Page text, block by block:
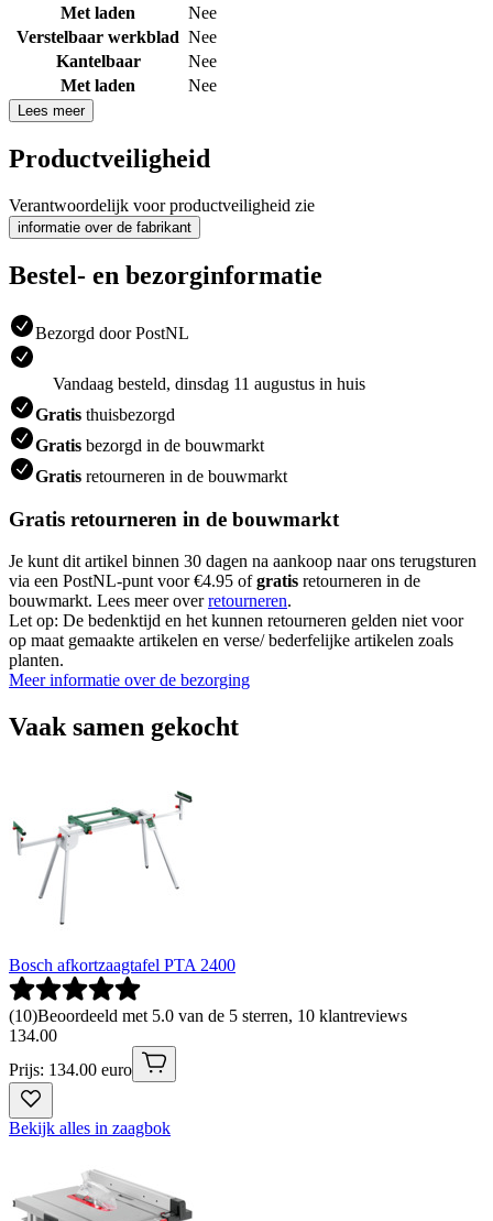
Met laden
Nee
Verstelbaar werkblad Nee
Kantelbaar
Nee
Met laden
Nee
Lees meer
Productveiligheid
Verantwoordelijk voor productveiligheid zie
informatie over de fabrikant
Bestel- en bezorginformatie
Bezorgd door PostNL
Vandaag besteld, dinsdag 11 augustus in huis
Gratis thuisbezorgd
Gratis bezorgd in de bouwmarkt
Gratis retourneren in de bouwmarkt
Gratis retourneren in de bouwmarkt
Je kunt dit artikel binnen 30 dagen na aankoop naar ons terugsturen
via een PostNL-punt voor €4.95 ofgratis retourneren in de
bouwmarkt. Lees meer overretourneren.
Let op: De bedenktijd en het kunnen retourneren gelden niet voor
op maat gemaakte artikelen en verse/ bederfelijke artikelen zoals
planten.
Meer informatie over de bezorging
Vaak samen gekocht
Bosch afkortzaagtafel PTA 2400
(10)Beoordeeld met 5.0 van de 5 sterren, 10 klantreviews
134.00
Prijs: 134.00 euro
Bekijk alles in zaagbok